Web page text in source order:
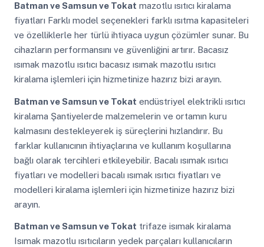
Batman ve Samsun ve Tokat mazotlu ısıtıcı kiralama
fiyatları Farklı model seçenekleri farklı ısıtma kapasiteleri
ve özelliklerle her türlü ihtiyaca uygun çözümler sunar. Bu
cihazların performansını ve güvenliğini artırır. Bacasız
ısımak mazotlu ısıtıcı bacasız ısımak mazotlu ısıtıcı
kiralama işlemleri için hizmetinize hazırız bizi arayın.
Batman ve Samsun ve Tokat endüstriyel elektrikli ısıtıcı
kiralama Şantiyelerde malzemelerin ve ortamın kuru
kalmasını destekleyerek iş süreçlerini hızlandırır. Bu
farklar kullanıcının ihtiyaçlarına ve kullanım koşullarına
bağlı olarak tercihleri etkileyebilir. Bacalı ısımak ısıtıcı
fiyatları ve modelleri bacalı ısımak ısıtıcı fiyatları ve
modelleri kiralama işlemleri için hizmetinize hazırız bizi
arayın.
Batman ve Samsun ve Tokat trifaze isımak kiralama
Isımak mazotlu ısıtıcıların yedek parçaları kullanıcıların